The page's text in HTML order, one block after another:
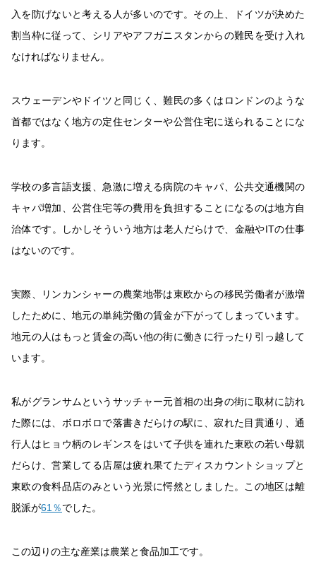
入を防げないと考える人が多いのです。その上、ドイツが決めた
割当枠に従って、シリアやアフガニスタンからの難民を受け入れ
なければなりません。
スウェーデンやドイツと同じく、難民の多くはロンドンのような
首都ではなく地方の定住センターや公営住宅に送られることにな
ります。
学校の多言語支援、急激に増える病院のキャパ、公共交通機関の
キャパ増加、公営住宅等の費用を負担することになるのは地方自
治体です。しかしそういう地方は老人だらけで、金融やITの仕事
はないのです。
実際、リンカンシャーの農業地帯は東欧からの移民労働者が激増
したために、地元の単純労働の賃金が下がってしまっています。
地元の人はもっと賃金の高い他の街に働きに行ったり引っ越して
います。
私がグランサムというサッチャー元首相の出身の街に取材に訪れ
た際には、ボロボロで落書きだらけの駅に、寂れた目貫通り、通
行人はヒョウ柄のレギンスをはいて子供を連れた東欧の若い母親
だらけ、営業してる店屋は疲れ果てたディスカウントショップと
東欧の食料品店のみという光景に愕然としました。この地区は離
脱派が61％でした。
この辺りの主な産業は農業と食品加工です。